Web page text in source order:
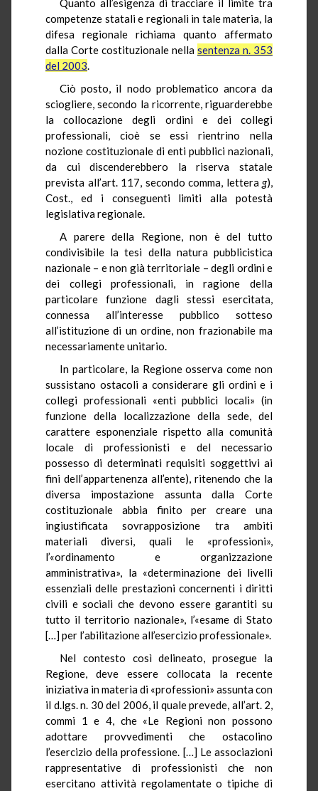
Quanto all’esigenza di tracciare il limite tra
competenze statali e regionali in tale materia, la
difesa regionale richiama quanto affermato
dalla Corte costituzionale nella sentenza n. 353
del 2003.
Ciò posto, il nodo problematico ancora da
sciogliere, secondo la ricorrente, riguarderebbe
la collocazione degli ordini e dei collegi
professionali, cioè se essi rientrino nella
nozione costituzionale di enti pubblici nazionali,
da cui discenderebbero la riserva statale
prevista all’art. 117, secondo comma, lettera g),
Cost., ed i conseguenti limiti alla potestà
legislativa regionale.
A parere della Regione, non è del tutto
condivisibile la tesi della natura pubblicistica
nazionale – e non già territoriale – degli ordini e
dei collegi professionali, in ragione della
particolare funzione dagli stessi esercitata,
connessa all’interesse pubblico sotteso
all’istituzione di un ordine, non frazionabile ma
necessariamente unitario.
In particolare, la Regione osserva come non
sussistano ostacoli a considerare gli ordini e i
collegi professionali «enti pubblici locali» (in
funzione della localizzazione della sede, del
carattere esponenziale rispetto alla comunità
locale di professionisti e del necessario
possesso di determinati requisiti soggettivi ai
fini dell’appartenenza all’ente), ritenendo che la
diversa impostazione assunta dalla Corte
costituzionale abbia finito per creare una
ingiustificata sovrapposizione tra ambiti
materiali diversi, quali le «professioni»,
l’«ordinamento e organizzazione
amministrativa», la «determinazione dei livelli
essenziali delle prestazioni concernenti i diritti
civili e sociali che devono essere garantiti su
tutto il territorio nazionale», l’«esame di Stato
[…] per l’abilitazione all’esercizio professionale».
Nel contesto così delineato, prosegue la
Regione, deve essere collocata la recente
iniziativa in materia di «professioni» assunta con
il d.lgs. n. 30 del 2006, il quale prevede, all’art. 2,
commi 1 e 4, che «Le Regioni non possono
adottare provvedimenti che ostacolino
l’esercizio della professione. […] Le associazioni
rappresentative di professionisti che non
esercitano attività regolamentate o tipiche di